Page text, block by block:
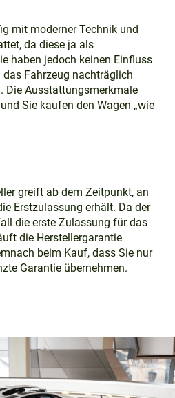
mit moderner Technik und
da diese ja als
haben jedoch keinen Einfluss
Fahrzeug nachträglich
Die Ausstattungsmerkmale
Sie kaufen den Wagen „wie
greift ab dem Zeitpunkt, an
Erstzulassung erhält. Da der
die erste Zulassung für das
die Herstellergarantie
beim Kauf, dass Sie nur
Garantie übernehmen.